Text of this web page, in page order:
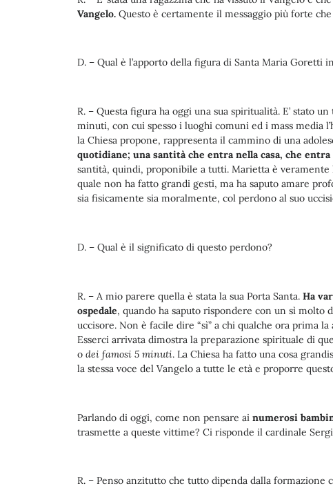
Vangelo. Questo è certamente il messaggio più forte
D. – Qual è l’apporto della figura di Santa Maria Goretti
R. – Questa figura ha oggi una sua spiritualità. E’ stato
minuti, con cui spesso i luoghi comuni ed i mass media
la Chiesa propone, rappresenta il cammino di una
quotidiane; una santità che entra nella casa, che
santità, quindi, proponibile a tutti. Marietta è
quale non ha fatto grandi gesti, ma ha saputo amare
sia fisicamente sia moralmente, col perdono al suo
D. – Qual è il significato di questo perdono?
R. – A mio parere quella è stata la sua Porta Santa. Ha
ospedale, quando ha saputo rispondere con un sì molto
uccisore. Non è facile dire “sì” a chi qualche ora prima
Esserci arrivata dimostra la preparazione spirituale di
o dei famosi 5 minuti. La Chiesa ha fatto una cosa
la stessa voce del Vangelo a tutte le età e proporre
Parlando di oggi, come non pensare ai numerosi
trasmette a queste vittime? Ci risponde il cardinale
R. – Penso anzitutto che tutto dipenda dalla formazione